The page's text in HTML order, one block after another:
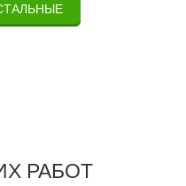
РАБОТ